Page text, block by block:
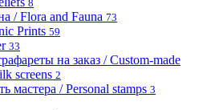
8
/ Flora and Fauna 73
Prints 59
33
на заказ / Custom-made
screens 2
мастера / Personal stamps 3